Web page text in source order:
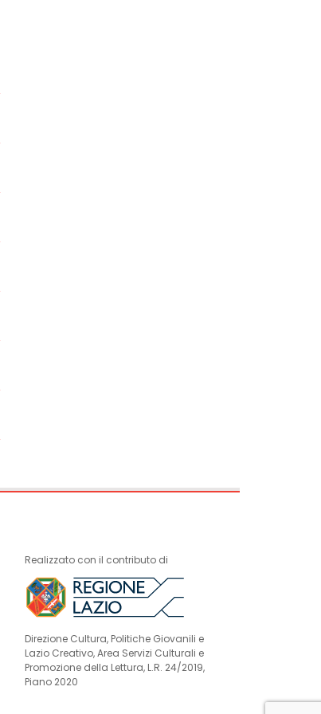
Realizzato con il contributo di
Direzione Cultura, Politiche Giovanili e
Lazio Creativo, Area Servizi Culturali e
Promozione della Lettura, L.R. 24/2019,
Piano 2020